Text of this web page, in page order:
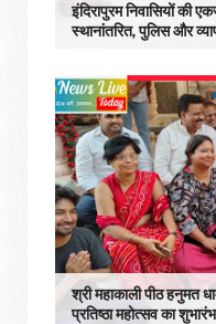
इंदिरापुरम निवासियों की
स्थानांतरित, पुलिस और
श्री महाकाली पीठ हनुमत
प्रतिष्ठा महोत्सव का शुभारंभ